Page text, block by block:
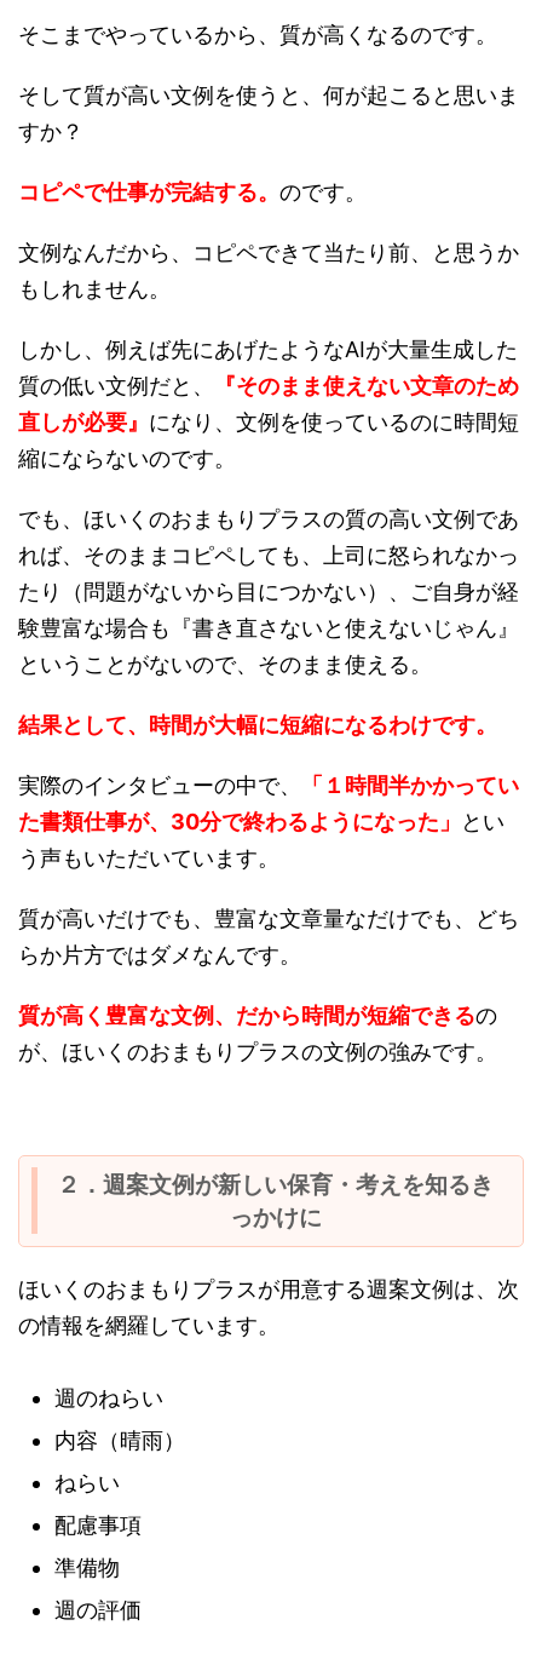
そこまでやっているから、質が高くなるのです。
そして質が高い文例を使うと、何が起こると思いま
すか？
コピペで仕事が完結する。 のです。
文例なんだから、コピペできて当たり前、と思うか
もしれません。
しかし、例えば先にあげたようなAIが大量生成した
質の低い文例だと、
『そのまま使えない文章のため
直しが必要』 になり、文例を使っているのに時間短
縮にならないのです。
でも、ほいくのおまもりプラスの質の高い文例であ
れば、そのままコピペしても、上司に怒られなかっ
たり（問題がないから目につかない）、ご自身が経
験豊富な場合も『書き直さないと使えないじゃん』
ということがないので、そのまま使える。
結果として、時間が大幅に短縮になるわけです。
実際のインタビューの中で、
「１時間半かかってい
た書類仕事が、30分で終わるようになった」
とい
う声もいただいています。
質が高いだけでも、豊富な文章量なだけでも、どち
らか片方ではダメなんです。
質が高く豊富な文例、だから時間が短縮できるの
が、ほいくのおまもりプラスの文例の強みです。
２．週案文例が新しい保育・考えを知るき
っかけに
ほいくのおまもりプラスが用意する週案文例は、次
の情報を網羅しています。
週のねらい
内容（晴雨）
ねらい
配慮事項
準備物
週の評価